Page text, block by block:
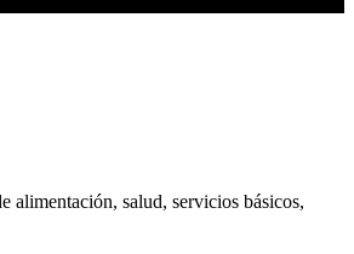
alimentación, salud, servicios básicos,